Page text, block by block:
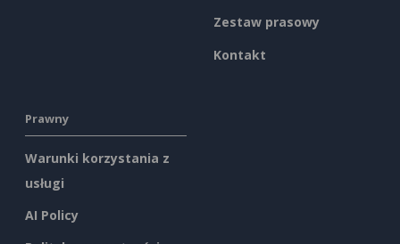
Zestaw prasowy
Kontakt
Prawny
Warunki korzystania z
usługi
AI Policy